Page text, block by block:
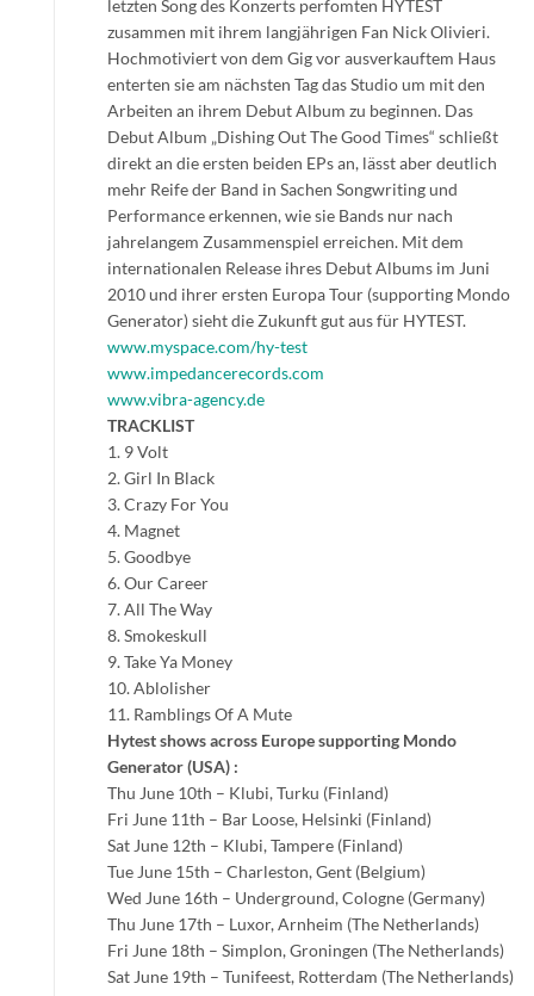
letzten Song des Konzerts perfomten HYTEST
zusammen mit ihrem langjährigen Fan Nick Olivieri.
Hochmotiviert von dem Gig vor ausverkauftem Haus
enterten sie am nächsten Tag das Studio um mit den
Arbeiten an ihrem Debut Album zu beginnen. Das
Debut Album „Dishing Out The Good Times“ schließt
direkt an die ersten beiden EPs an, lässt aber deutlich
mehr Reife der Band in Sachen Songwriting und
Performance erkennen, wie sie Bands nur nach
jahrelangem Zusammenspiel erreichen. Mit dem
internationalen Release ihres Debut Albums im Juni
2010 und ihrer ersten Europa Tour (supporting Mondo
Generator) sieht die Zukunft gut aus für HYTEST.
www.myspace.com/hy-test
www.impedancerecords.com
www.vibra-agency.de
TRACKLIST
1. 9 Volt
2. Girl In Black
3. Crazy For You
4. Magnet
5. Goodbye
6. Our Career
7. All The Way
8. Smokeskull
9. Take Ya Money
10. Ablolisher
11. Ramblings Of A Mute
Hytest shows across Europe supporting Mondo
Generator (USA) :
Thu June 10th – Klubi, Turku (Finland)
Fri June 11th – Bar Loose, Helsinki (Finland)
Sat June 12th – Klubi, Tampere (Finland)
Tue June 15th – Charleston, Gent (Belgium)
Wed June 16th – Underground, Cologne (Germany)
Thu June 17th – Luxor, Arnheim (The Netherlands)
Fri June 18th – Simplon, Groningen (The Netherlands)
Sat June 19th – Tunifeest, Rotterdam (The Netherlands)